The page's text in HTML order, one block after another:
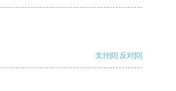
支持[0] 反对[0]